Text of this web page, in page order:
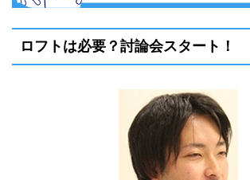
ロフトは必要？討論会スタート！